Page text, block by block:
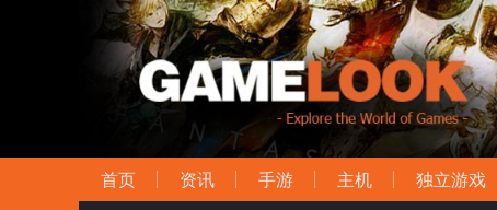
首页 资讯 手游 主机 独立游戏